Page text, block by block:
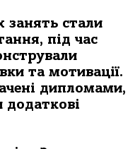
занять стали
під час
та мотивації.
дипломами,